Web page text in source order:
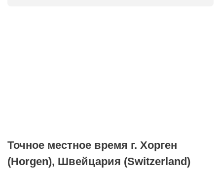
Точное местное время г. Хорген
(Horgen), Швейцария (Switzerland)